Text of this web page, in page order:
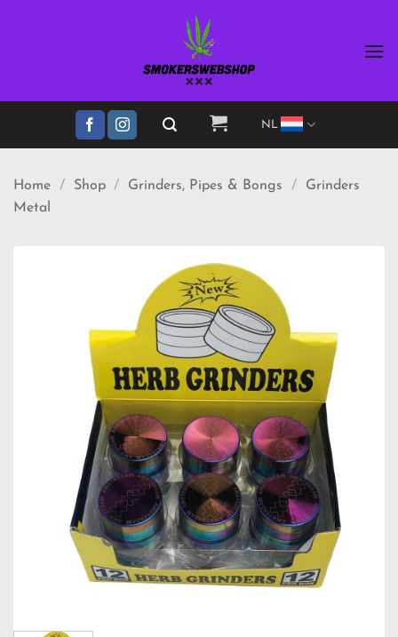
NL
Home / Shop / Grinders, Pipes & Bongs /
Grinders
Metal